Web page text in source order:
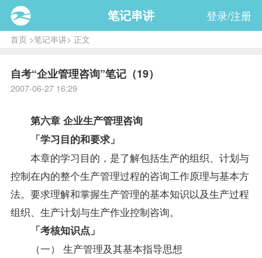
笔记串讲 登录/注册
首页>笔记串讲> 正文
自考“企业管理咨询”笔记（19）
2007-06-27 16:29
第六章 企业生产管理咨询
「学习目的和要求」
本章的学习目的，是了解包括生产的组织、计划与
控制在内的整个生产管理过程的咨询工作原理与基本方
法。要求理解和掌握生产管理的基本知识以及生产过程
组织、生产计划与生产作业控制咨询。
「考核知识点」
（一） 生产管理及其基本指导思想